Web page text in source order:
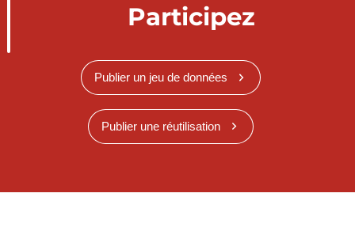
Participez
Publier un jeu de données
Publier une réutilisation